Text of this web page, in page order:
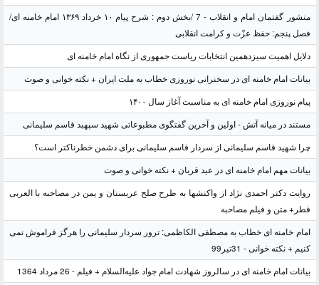
منشور گفتمان امام و انقلاب - 7 /بخش دوم : شرح پیام ۱۰ خرداد ۱۳۶۹ امام خامنه ای/
فصل پنجم: حفظ عزّت و کرامت انقلابی
دلایل اهمیت سیزدهمین انتخابات ریاست جمهوری از نگاه امام خامنه ای
بیانات امام خامنه ای در سخنرانی نوروزی خطاب به ملت ایران + نکته خوانی و صوت
پیام نوروزی امام خامنه ای به مناسبت آغاز سال ۱۴۰۰
مستند در میانه آتش - اولین و آخرین گفتگوی مطبوعاتی شهید سپهبد قاسم سلیمانی
چرا شهید قاسم سلیمانی از سردار قاسم سلیمانی برای دشمن خطرناکتر است؟
بیانات مهم امام خامنه ای در عید قربان + نکته خوانی و صوت
روایت دکتر احمدی نژاد از واکنشها به طرح صلح عربستان و یمن در مصاحبه با العربی
قطر+ متن و فیلم مصاحبه
امام خامنه ای خطاب به مصطفی الکاظمی: ترور سردار سلیمانی را هرگز فراموش نمی
کنیم + نکته خوانی - 31تیر99
بیانات امام خامنه ای در سالروز شهادت امام جواد علیه‌السلام + فیلم - 26 مرداد 1364